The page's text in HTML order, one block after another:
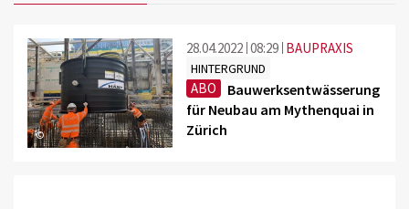
©
28.04.2022 08:29 BAUPRAXIS
HINTERGRUND
ABO
Bauwerksentwässerung
für Neubau am Mythenquai in
Zürich